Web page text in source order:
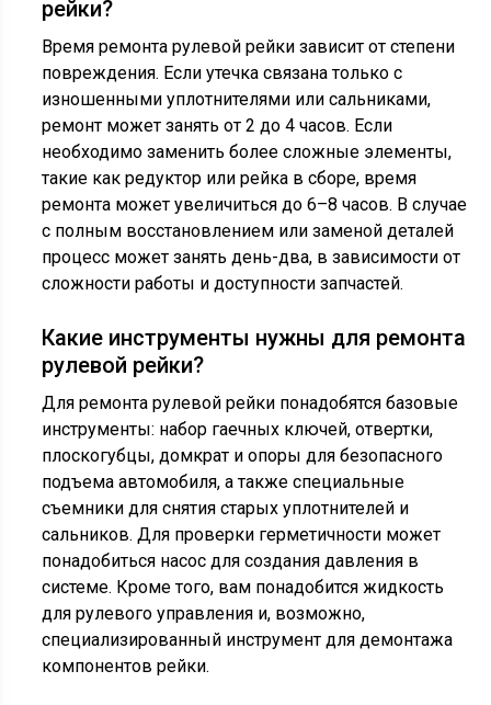
рейки?
Время ремонта рулевой рейки зависит от степени
повреждения. Если утечка связана только с
изношенными уплотнителями или сальниками,
ремонт может занять от 2 до 4 часов. Если
необходимо заменить более сложные элементы,
такие как редуктор или рейка в сборе, время
ремонта может увеличиться до 6–8 часов. В случае
с полным восстановлением или заменой деталей
процесс может занять день-два, в зависимости от
сложности работы и доступности запчастей.
Какие инструменты нужны для ремонта
рулевой рейки?
Для ремонта рулевой рейки понадобятся базовые
инструменты: набор гаечных ключей, отвертки,
плоскогубцы, домкрат и опоры для безопасного
подъема автомобиля, а также специальные
съемники для снятия старых уплотнителей и
сальников. Для проверки герметичности может
понадобиться насос для создания давления в
системе. Кроме того, вам понадобится жидкость
для рулевого управления и, возможно,
специализированный инструмент для демонтажа
компонентов рейки.